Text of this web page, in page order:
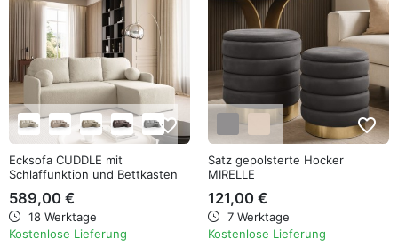
favorite_border
Ecksofa CUDDLE mit
Schlaffunktion und Bettkasten
589,00 €
18 Werktage
Kostenlose Lieferung
favorite_border
Satz gepolsterte Hocker
MIRELLE
121,00 €
7 Werktage
Kostenlose Lieferung